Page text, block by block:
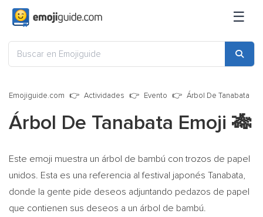
☰
Emojiguide.com Actividades Evento Árbol De Tanabata
Árbol De Tanabata Emoji 🎋
Este emoji muestra un árbol de bambú con trozos de papel
unidos. Esta es una referencia al festival japonés Tanabata,
donde la gente pide deseos adjuntando pedazos de papel
que contienen sus deseos a un árbol de bambú.